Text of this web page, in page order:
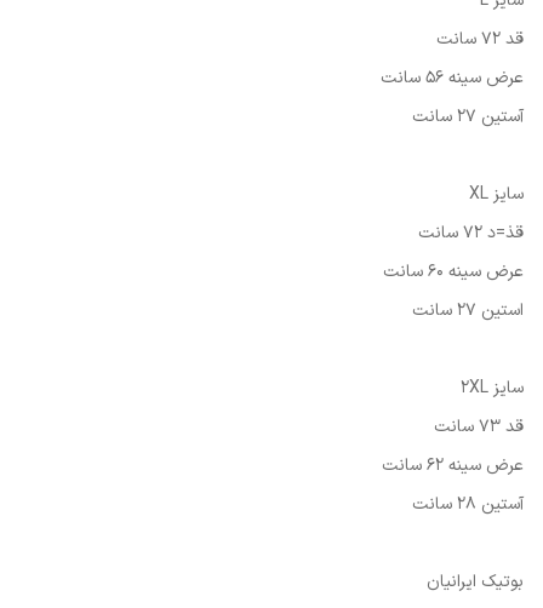
قد 72 سانت
عرض سینه 56 سانت
آستین 27 سانت
سایز XL
قذ=د 72 سانت
عرض سینه 60 سانت
استین 27 سانت
سایز 2XL
قد 73 سانت
عرض سینه 62 سانت
آستین 28 سانت
بوتیک ایرانیان